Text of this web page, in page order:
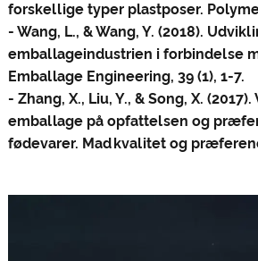
forskellige typer plastposer.
- Wang, L., & Wang, Y. (2018).
emballageindustrien i forbindelse
Emballage Engineering, 39 (1), 1-7.
- Zhang, X., Liu, Y., & Song, X.
emballage på opfattelsen og
fødevarer. Madkvalitet og